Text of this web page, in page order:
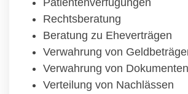
Patientenverfügungen
Rechtsberatung
Beratung zu Eheverträgen
Verwahrung von
Verwahrung von Dokumenten
Verteilung von Nachlässen